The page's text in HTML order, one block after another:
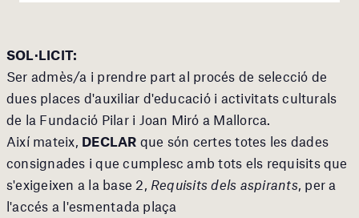
SOL·LICIT:
Ser admès/a i prendre part al procés de selecció de
dues places d'auxiliar d'educació i activitats culturals
de la Fundació Pilar i Joan Miró a Mallorca.
Així mateix, DECLAR que són certes totes les dades
consignades i que cumplesc amb tots els requisits que
s'exigeixen a la base 2, Requisits dels aspirants, per a
l'accés a l'esmentada plaça